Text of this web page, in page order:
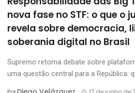
nova fase no STF: o que o
revela sobre democracia,
soberania digital no Brasil
Supremo retoma debate sobre
uma questão central para a República: